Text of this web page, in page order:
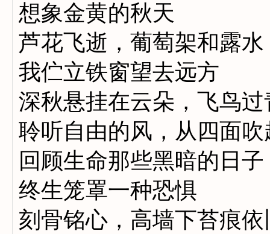
想象金黄的秋天
芦花飞逝，葡萄架和露水
我伫立铁窗望去远方
深秋悬挂在云朵，飞鸟过
聆听自由的风，从四面吹
回顾生命那些黑暗的日子
终生笼罩一种恐惧
刻骨铭心，高墙下苔痕依